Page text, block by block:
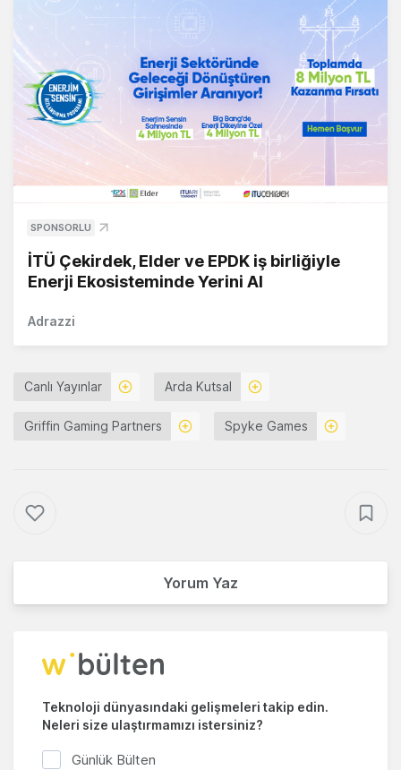
SPONSORLU
İTÜ Çekirdek, Elder ve EPDK iş birliğiyle
Enerji Ekosisteminde Yerini Al
Adrazzi
Canlı Yayınlar Arda Kutsal
Griffin Gaming Partners Spyke Games
Yorum Yaz
Teknoloji dünyasındaki gelişmeleri takip edin.
Neleri size ulaştırmamızı istersiniz?
Günlük Bülten